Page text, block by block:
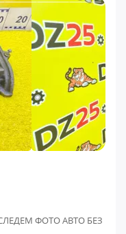
ФОТО АВТО БЕЗ